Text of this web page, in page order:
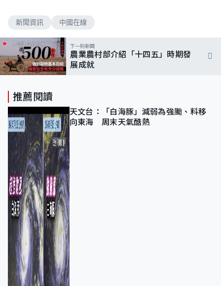
新聞資訊 中國在線
下一則新聞
農業農村部介紹「十四五」時期發
展成就
推薦閱讀
天文台：「白海豚」減弱為強颱、料移
向東海 周末天氣酷熱